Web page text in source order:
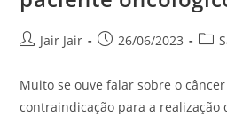
Jair Jair 26/06/2023
Muito se ouve falar sobre o
contraindicação para a